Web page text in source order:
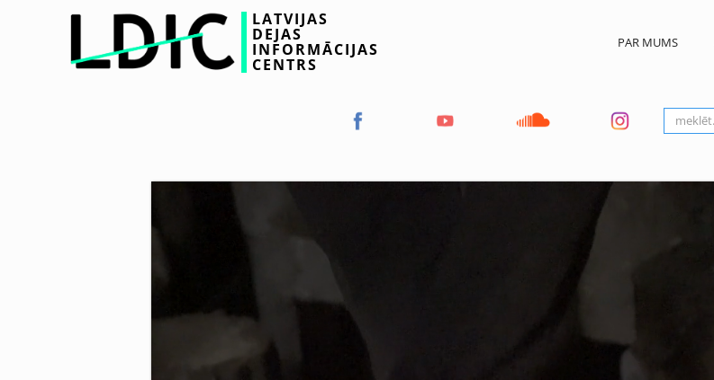
LATVIJAS
DEJAS
INFORMĀCIJAS
CENTRS
PAR MUMS